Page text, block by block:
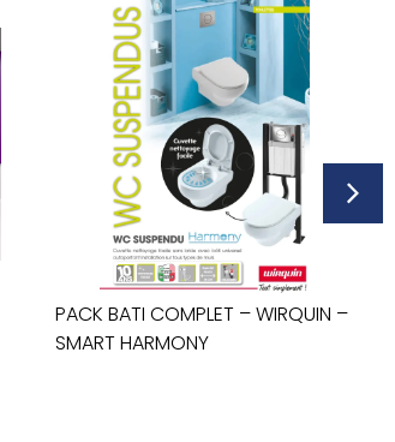
PACK BATI COMPLET – WIRQUIN –
SMART HARMONY